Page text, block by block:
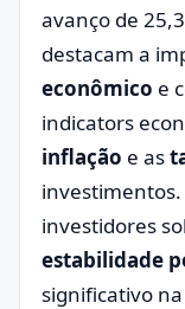
avanço de
destacam a
econômico e
indicators
inflação e as
investimentos.
investidores
estabilidade
significativo